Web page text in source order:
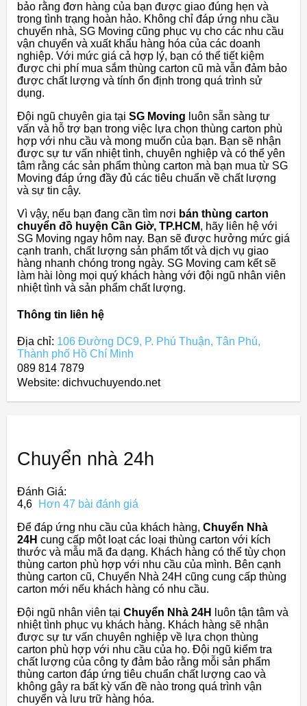
bảo rằng đơn hàng của bạn được giao đúng hẹn và
trong tình trạng hoàn hảo. Không chỉ đáp ứng nhu cầu
chuyển nhà, SG Moving cũng phục vụ cho các nhu cầu
vận chuyển và xuất khẩu hàng hóa của các doanh
nghiệp. Với mức giá cả hợp lý, bạn có thể tiết kiệm
được chi phí mua sắm thùng carton cũ mà vẫn đảm bảo
được chất lượng và tính ổn định trong quá trình sử
dụng.
Đội ngũ chuyên gia tại SG Moving luôn sẵn sàng tư
vấn và hỗ trợ bạn trong việc lựa chọn thùng carton phù
hợp với nhu cầu và mong muốn của bạn. Bạn sẽ nhận
được sự tư vấn nhiệt tình, chuyên nghiệp và có thể yên
tâm rằng các sản phẩm thùng carton mà bạn mua từ SG
Moving đáp ứng đầy đủ các tiêu chuẩn về chất lượng
và sự tin cậy.
Vì vậy, nếu bạn đang cần tìm nơi bán thùng carton
chuyển đồ huyện Cần Giờ, TP.HCM, hãy liên hệ với
SG Moving ngay hôm nay. Bạn sẽ được hưởng mức giá
cạnh tranh, chất lượng sản phẩm tốt và dịch vụ giao
hàng nhanh chóng trong ngày. SG Moving cam kết sẽ
làm hài lòng mọi quý khách hàng với đội ngũ nhân viên
nhiệt tình và sản phẩm chất lượng.
Thông tin liên hệ
Địa chỉ: 106 Đường DC9, P. Phú Thuận, Tân Phú,
Thành phố Hồ Chí Minh
089 814 7879
Website: dichvuchuyendo.net
Chuyển nhà 24h
Đánh Giá:
4,6
Hơn 47 bài đánh giá
Để đáp ứng nhu cầu của khách hàng, Chuyển Nhà
24H cung cấp một loạt các loại thùng carton với kích
thước và mẫu mã đa dạng. Khách hàng có thể tùy chọn
thùng carton phù hợp với nhu cầu của mình. Bên cạnh
thùng carton cũ, Chuyển Nhà 24H cũng cung cấp thùng
carton mới nếu khách hàng có nhu cầu.
Đội ngũ nhân viên tại Chuyển Nhà 24H
luôn tận tâm và
nhiệt tình phục vụ khách hàng. Khách hàng sẽ nhận
được sự tư vấn chuyên nghiệp về lựa chọn thùng
carton phù hợp với nhu cầu của họ. Đội ngũ kiểm tra
chất lượng của công ty đảm bảo rằng mỗi sản phẩm
thùng carton đáp ứng tiêu chuẩn chất lượng cao và
không gây ra bất kỳ vấn đề nào trong quá trình vận
chuyển và lưu trữ hàng hóa.